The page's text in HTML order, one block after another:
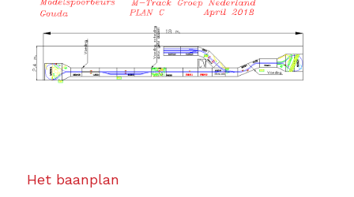
Het baanplan